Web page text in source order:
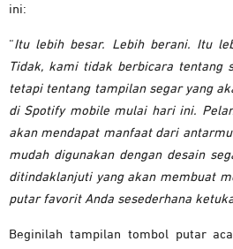
ini:
“Itu lebih besar. Lebih berani. Itu
Tidak, kami tidak berbicara tentang
tetapi tentang tampilan segar yang
di Spotify mobile mulai hari ini.
akan mendapat manfaat dari
mudah digunakan dengan desain
ditindaklanjuti yang akan membuat
putar favorit Anda sesederhana
Beginilah tampilan tombol putar